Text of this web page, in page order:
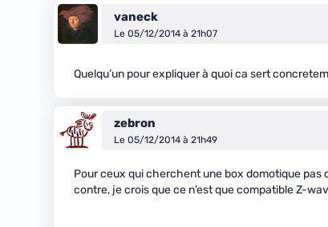
vaneck
Le 05/12/2014 à 21h07
Quelqu’un pour expliquer à quoi ca sert
zebron
Le 05/12/2014 à 21h49
Pour ceux qui cherchent une box domotique pas
contre, je crois que ce n’est que compatible Z-